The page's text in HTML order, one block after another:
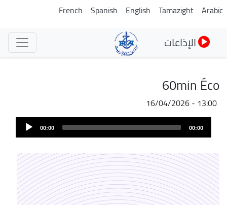
تجاوز
Arabic
Tamazight
English
Spanish
French
الإذاعات
60min Éco
16/04/2026 - 13:00
00:00 00:00